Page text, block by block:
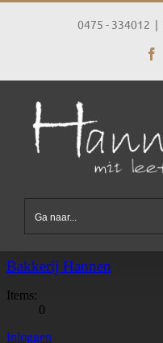
Ga
0475 - 334012 |
Ga naar...